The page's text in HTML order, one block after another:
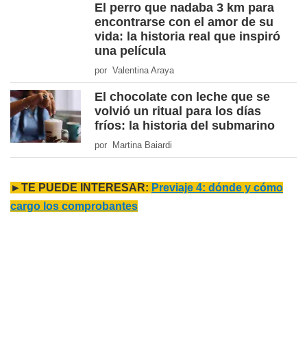
El perro que nadaba 3 km para
encontrarse con el amor de su
vida: la historia real que inspiró
una película
por Valentina Araya
El chocolate con leche que se
volvió un ritual para los días
fríos: la historia del submarino
por Martina Baiardi
►TE PUEDE INTERESAR: Previaje 4: dónde y cómo
cargo los comprobantes